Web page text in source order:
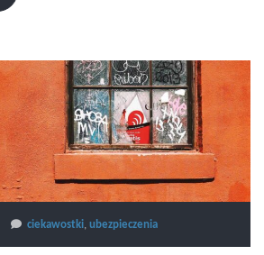
ciekawostki ubezpieczenia